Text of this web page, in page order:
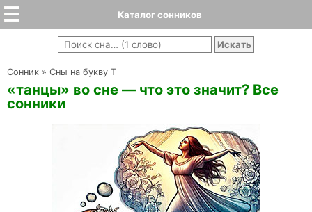
Каталог сонников
Cонник » Сны на букву Т
«танцы» во сне — что это значит? Все
сонники